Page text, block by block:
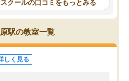
、親身なコー
期もモチベー
。「やらされ
めの勉強」へ
標校への合
ルなので、家での学習習
身につきました。結果と
た。自分から学ぶ姿勢を
クールの口コミをもっとみる
駅の教室一覧
しく見る